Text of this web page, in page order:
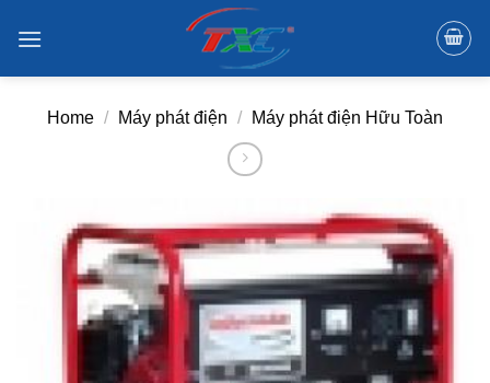
Home / Máy phát điện / Máy phát điện Hữu Toàn